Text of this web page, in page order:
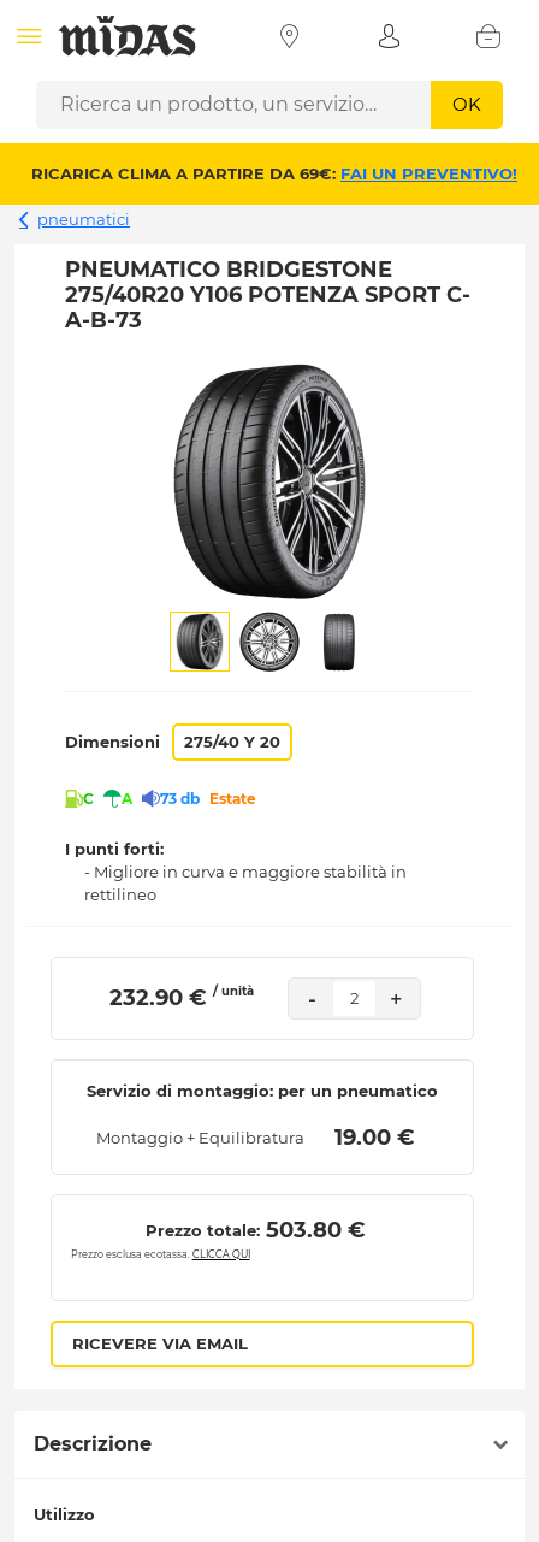
OK
RICARICA CLIMA A PARTIRE DA 69€: FAI UN PREVENTIVO!
pneumatici
PNEUMATICO BRIDGESTONE
275/40R20 Y106 POTENZA SPORT C-
A-B-73
Dimensioni 275/40 Y 20
C A 73 db Estate
I punti forti:
- Migliore in curva e maggiore stabilità in
rettilineo
232.90 € / unità - 2 +
Servizio di montaggio: per un pneumatico
Montaggio + Equilibratura 19.00 €
Prezzo totale: 503.80 €
Prezzo esclusa ecotassa. CLICCA QUI
RICEVERE VIA EMAIL
Descrizione
Utilizzo